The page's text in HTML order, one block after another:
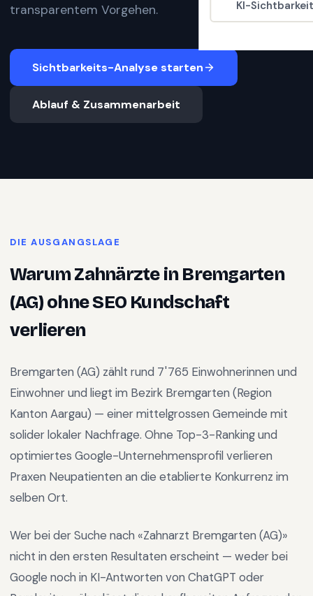
KI-
transparentem Vorgehen.
Sichtbarkeits-Analyse starten
Ablauf & Zusammenarbeit
DIE AUSGANGSLAGE
WarumZahnärzteinBremgarten
(AG)ohne SEO Kundschaft
verlieren
Bremgarten (AG) zählt rund 7'765 Einwohnerinnen und
Einwohner und liegt im Bezirk Bremgarten (Region
Kanton Aargau) — einer mittelgrossen Gemeinde mit
solider lokaler Nachfrage. Ohne Top-3-Ranking und
optimiertes Google-Unternehmensprofil verlieren
Praxen Neupatienten an die etablierte Konkurrenz im
selben Ort.
Wer bei der Suche nach «Zahnarzt Bremgarten (AG)»
nicht in den ersten Resultaten erscheint — weder bei
Google noch in KI-Antworten von ChatGPT oder